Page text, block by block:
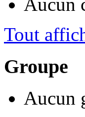
Tout
Groupe
Aucun